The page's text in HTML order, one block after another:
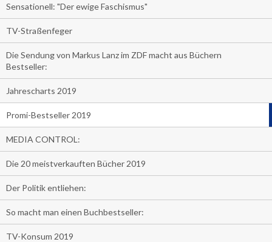
Sensationell: "Der ewige Faschismus"
TV-Straßenfeger
Die Sendung von Markus Lanz im ZDF macht aus Büchern
Bestseller:
Jahrescharts 2019
Promi-Bestseller 2019
MEDIA CONTROL:
Die 20 meistverkauften Bücher 2019
Der Politik entliehen:
So macht man einen Buchbestseller:
TV-Konsum 2019